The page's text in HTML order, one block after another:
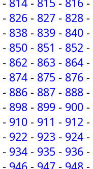
- 826 - 827 - 828 -
- 838 - 839 - 840 -
- 850 - 851 - 852 -
- 862 - 863 - 864 -
- 874 - 875 - 876 -
- 886 - 887 - 888 -
- 898 - 899 - 900 -
- 910 - 911 - 912 -
- 922 - 923 - 924 -
- 934 - 935 - 936 -